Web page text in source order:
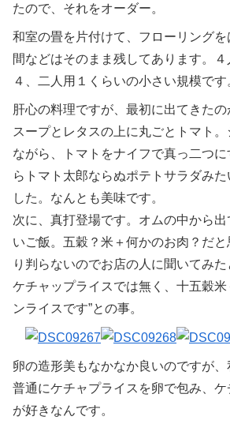
たので、それをオーダー。
和室の畳を片付けて、フローリング
間などはそのまま残してあります。
４、二人用１くらいの小さい規模です
肝心の料理ですが、最初に出てきた
スープとレタスの上に丸ごとトマト
ながら、トマトをナイフで真っ二つ
らトマト太郎ならぬポテトサラダみ
した。なんとも美味です。
次に、真打登場です。オムの中から
いご飯。五穀？米＋何かのお肉？だ
り判らないのでお店の人に聞いてみた
ケチャップライスでは無く、十五穀
ンライスです”との事。
卵の造形美もなかなか良いのですが、
普通にケチャプライスを卵で包み、
が好きなんです。